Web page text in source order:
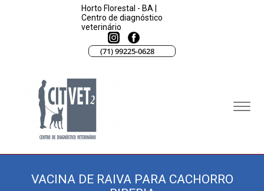
Horto Florestal - BA |
Centro de diagnóstico
veterinário
(71) 99225-0628
VACINA DE RAIVA PARA CACHORRO